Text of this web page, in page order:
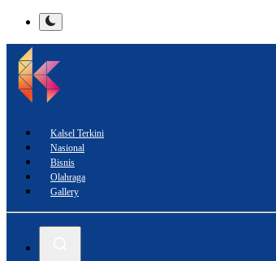
Kalsel Terkini
Nasional
Bisnis
Olahraga
Gallery